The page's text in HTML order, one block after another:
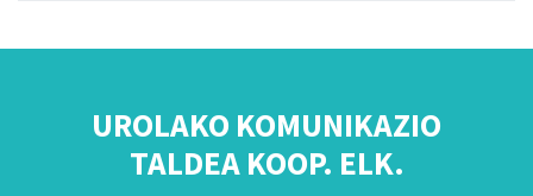
UROLAKO KOMUNIKAZIO
TALDEA KOOP. ELK.